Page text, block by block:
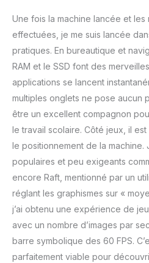
Une fois la machine lancée et les
effectuées, je me suis lancée
pratiques. En bureautique et
RAM et le SSD font des
applications se lancent
multiples onglets ne pose aucun
être un excellent compagnon
le travail scolaire. Côté jeux, il
le positionnement de la machine.
populaires et peu exigeants
encore Raft, mentionné par un
réglant les graphismes sur «
j’ai obtenu une expérience de
avec un nombre d’images par
barre symbolique des 60 FPS.
parfaitement viable pour